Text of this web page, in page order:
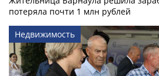
потеряла почти 1 млн рублей
Недвижимость